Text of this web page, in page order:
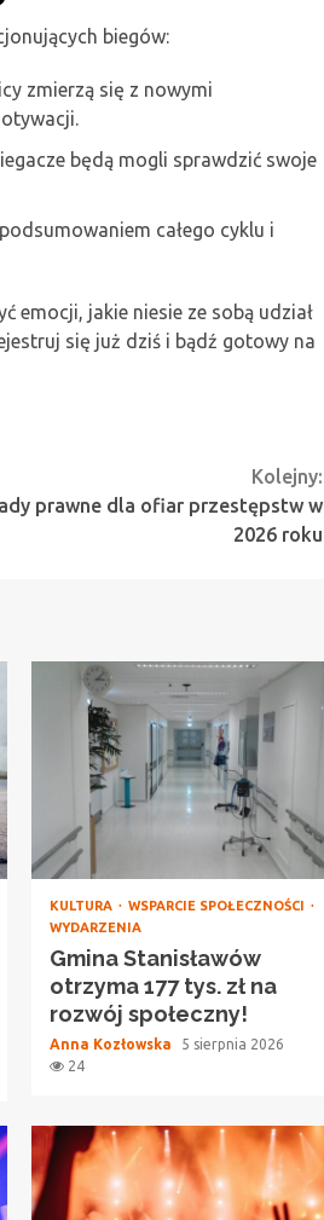
biegów:
zmierzą się z nowymi
będą mogli sprawdzić swoje
całego cyklu i
emocji, jakie niesie ze sobą udział
się już dziś i bądź gotowy na
Kolejny:
prawne dla ofiar przestępstw w
2026 roku
KULTURA
WSPARCIE SPOŁECZNOŚCI
WYDARZENIA
Gmina Stanisławów
otrzyma 177 tys. zł na
rozwój społeczny!
Anna Kozłowska
5 sierpnia 2026
24